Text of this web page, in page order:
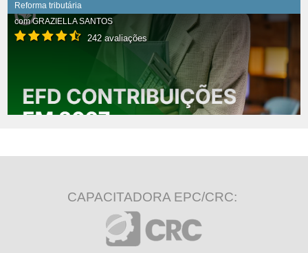
Reforma tributária
comGRAZIELLA SANTOS
242 avaliações
CAPACITADORA EPC/CRC: